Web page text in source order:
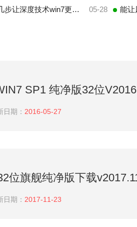
重安装系统不好用 简单几步让深度技术win7更好用 05-28 能让
SP1 纯净版32位
日期： 2016-05-27
位旗舰纯净版下载
日期： 2017-11-23